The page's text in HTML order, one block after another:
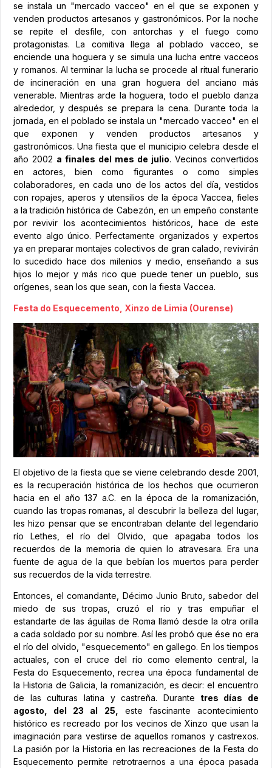
se instala un "mercado vacceo" en el que se exponen y
venden productos artesanos y gastronómicos. Por la noche
se repite el desfile, con antorchas y el fuego como
protagonistas. La comitiva llega al poblado vacceo, se
enciende una hoguera y se simula una lucha entre vacceos
y romanos. Al terminar la lucha se procede al ritual funerario
de incineración en una gran hoguera del anciano más
venerable. Mientras arde la hoguera, todo el pueblo danza
alrededor, y después se prepara la cena. Durante toda la
jornada, en el poblado se instala un "mercado vacceo" en el
que exponen y venden productos artesanos y
gastronómicos. Una fiesta que el municipio celebra desde el
año 2002 a finales del mes de julio. Vecinos convertidos
en actores, bien como figurantes o como simples
colaboradores, en cada uno de los actos del día, vestidos
con ropajes, aperos y utensilios de la época Vaccea, fieles
a la tradición histórica de Cabezón, en un empeño constante
por revivir los acontecimientos históricos, hace de este
evento algo único. Perfectamente organizados y expertos
ya en preparar montajes colectivos de gran calado, revivirán
lo sucedido hace dos milenios y medio, enseñando a sus
hijos lo mejor y más rico que puede tener un pueblo, sus
orígenes, sean los que sean, con la fiesta Vaccea.
Festa do Esquecemento, Xinzo de Limia (Ourense)
El objetivo de la fiesta que se viene celebrando desde 2001,
es la recuperación histórica de los hechos que ocurrieron
hacia en el año 137 a.C. en la época de la romanización,
cuando las tropas romanas, al descubrir la belleza del lugar,
les hizo pensar que se encontraban delante del legendario
río Lethes, el río del Olvido, que apagaba todos los
recuerdos de la memoria de quien lo atravesara. Era una
fuente de agua de la que bebían los muertos para perder
sus recuerdos de la vida terrestre.
Entonces, el comandante, Décimo Junio Bruto, sabedor del
miedo de sus tropas, cruzó el río y tras empuñar el
estandarte de las águilas de Roma llamó desde la otra orilla
a cada soldado por su nombre. Así les probó que ése no era
el río del olvido, "esquecemento" en gallego. En los tiempos
actuales, con el cruce del río como elemento central, la
Festa do Esquecemento, recrea una época fundamental de
la Historia de Galicia, la romanización, es decir: el encuentro
de las culturas latina y castreña. Durante tres días de
agosto, del 23 al 25,
este fascinante acontecimiento
histórico es recreado por los vecinos de Xinzo que usan la
imaginación para vestirse de aquellos romanos y castrexos.
La pasión por la Historia en las recreaciones de la Festa do
Esquecemento permite retrotraernos a una época pasada